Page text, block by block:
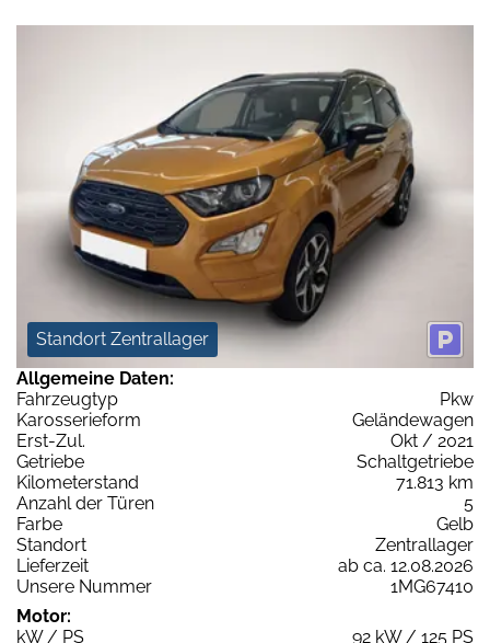
Standort Zentrallager
Allgemeine Daten:
Fahrzeugtyp
Pkw
Karosserieform
Geländewagen
Erst-Zul.
Okt / 2021
Getriebe
Schaltgetriebe
Kilometerstand
71.813 km
Anzahl der Türen
5
Farbe
Gelb
Standort
Zentrallager
Lieferzeit
ab ca. 12.08.2026
Unsere Nummer
1MG67410
Motor:
kW / PS
92 kW / 125 PS